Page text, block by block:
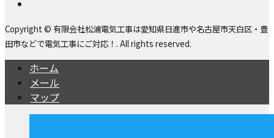
Copyright © 有限会社松浦電気工事は愛知県日進市や名古屋市天白区・豊
田市などで電気工事にご対応！. All rights reserved.
ホーム
メール
マップ